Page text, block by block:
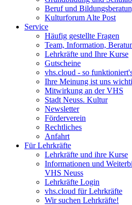
Beruf und
Kulturforum Alte Post
Service
Häufig gestellte Fragen
Team, Information,
Lehrkräfte und Ihre Kurse
Gutscheine
vhs.cloud - so
Ihre Meinung ist uns
Mitwirkung an der VHS
Stadt Neuss. Kultur
Newsletter
Förderverein
Rechtliches
Anfahrt
Für Lehrkräfte
Lehrkräfte und ihre Kurse
Informationen und
VHS Neuss
Lehrkräfte Login
vhs.cloud für Lehrkräfte
Wir suchen Lehrkräfte!